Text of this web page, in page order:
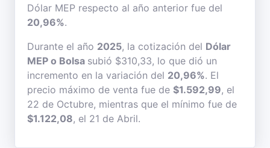
Dólar MEP respecto al año anterior fue del
20,96%.
Durante el año 2025, la cotización del Dólar
MEP o Bolsa subió $310,33, lo que dió un
incremento en la variación del 20,96%. El
precio máximo de venta fue de $1.592,99, el
22 de Octubre, mientras que el mínimo fue de
$1.122,08, el 21 de Abril.